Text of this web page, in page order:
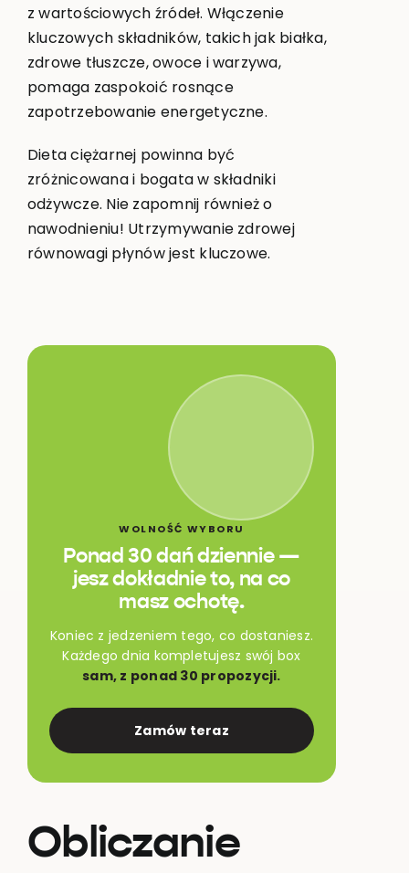
z wartościowych źródeł. Włączenie
kluczowych składników, takich jak białka,
zdrowe tłuszcze, owoce i warzywa,
pomaga zaspokoić rosnące
zapotrzebowanie energetyczne.
Dieta ciężarnej powinna być
zróżnicowana i bogata w składniki
odżywcze. Nie zapomnij również o
nawodnieniu! Utrzymywanie zdrowej
równowagi płynów jest kluczowe.
WOLNOŚĆ WYBORU
Ponad 30 dań dziennie —
jesz dokładnie to, na co
masz ochotę.
Koniec z jedzeniem tego, co dostaniesz.
Każdego dnia kompletujesz swój box
sam, z ponad 30 propozycji.
Zamów teraz
Obliczanie